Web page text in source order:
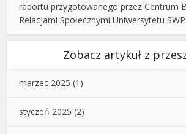
raportu przygotowanego przez Centrum
Relacjami Społecznymi Uniwersytetu
Zobacz artykuł z
marzec 2025 (1)
styczeń 2025 (2)